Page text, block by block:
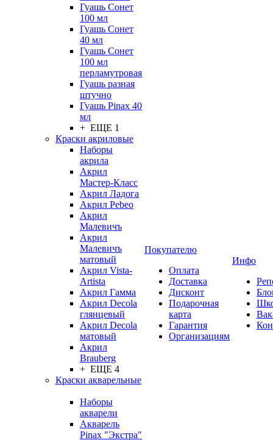
Гуашь Сонет
100 мл
Гуашь Сонет
40 мл
Гуашь Сонет
100 мл
перламутровая
Гуашь разная
штучно
Гуашь Pinax 40
мл
+ ЕЩЕ 1
Краски акриловые
Наборы
акрила
Акрил
Мастер-Класс
Акрил Ладога
Акрил Pebeo
Акрил
Малевичъ
Акрил
Малевичъ
матовый
Акрил Vista-
Artista
Акрил Гамма
Акрил Decola
глянцевый
Акрил Decola
матовый
Акрил
Brauberg
+ ЕЩЕ 4
Краски акварельные
Наборы
акварели
Акварель
Pinax "Экстра"
Покупателю
Оплата
Доставка
Дисконт
Подарочная
карта
Гарантия
Организациям
Инфо